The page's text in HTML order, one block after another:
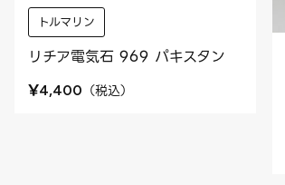
トルマリン
リチア電気石 969 パキスタン
¥4,400 （税込）